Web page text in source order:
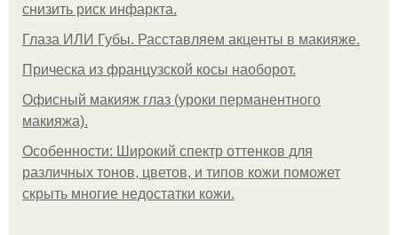
снизить риск инфаркта.
Глаза ИЛИ Губы. Расставляем акценты в макияже.
Прическа из французской косы наоборот.
Офисный макияж глаз (уроки перманентного
макияжа).
Особенности: Широкий спектр оттенков для
различных тонов, цветов, и типов кожи поможет
скрыть многие недостатки кожи.